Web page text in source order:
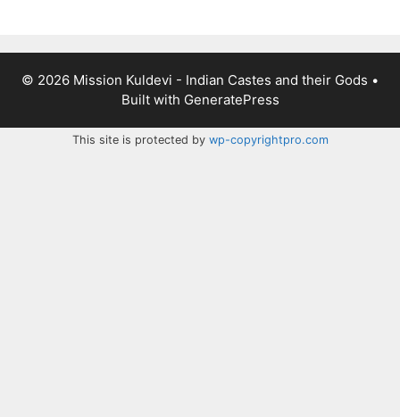
© 2026 Mission Kuldevi - Indian Castes and their Gods •
Built with GeneratePress
This site is protected by wp-copyrightpro.com